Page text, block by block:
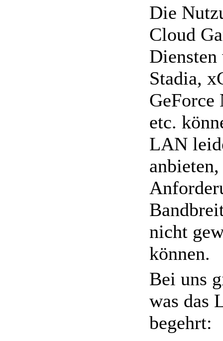
Die
Cloud
Stadia,
GeForce
etc.
LAN
nicht
können.
Bei uns
was das
begehrt: